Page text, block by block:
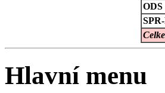
ODS
Hlavní menu